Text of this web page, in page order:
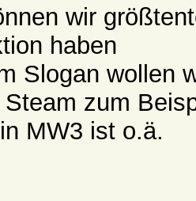
wir
haben
Slogan wollen
zum
MW3 ist o.ä.